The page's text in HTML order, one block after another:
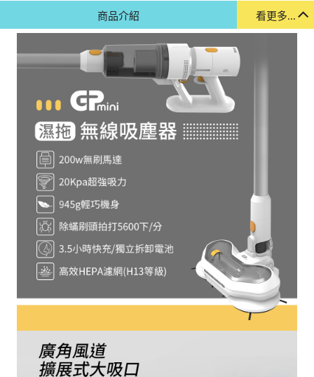
看更多...
商品介紹